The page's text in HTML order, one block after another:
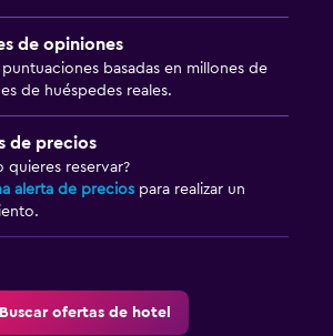
de opiniones
puntuaciones basadas en millones de
de huéspedes reales.
de precios
quieres reservar?
alerta de precios para realizar un
Buscar ofertas de hotel